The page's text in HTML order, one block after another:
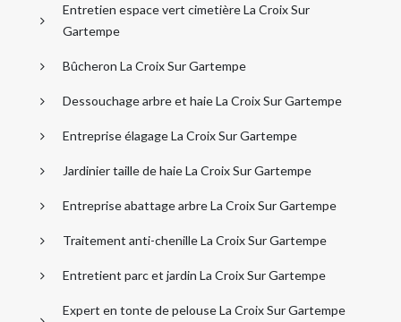
Entretien espace vert cimetière La Croix Sur
Gartempe
Bûcheron La Croix Sur Gartempe
Dessouchage arbre et haie La Croix Sur Gartempe
Entreprise élagage La Croix Sur Gartempe
Jardinier taille de haie La Croix Sur Gartempe
Entreprise abattage arbre La Croix Sur Gartempe
Traitement anti-chenille La Croix Sur Gartempe
Entretient parc et jardin La Croix Sur Gartempe
Expert en tonte de pelouse La Croix Sur Gartempe